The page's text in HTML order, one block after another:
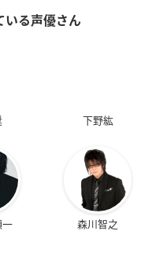
いる声優さん
下野紘
森川智之